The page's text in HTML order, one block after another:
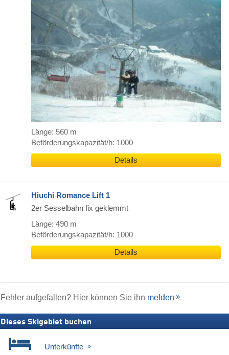
Länge: 560 m
Beförderungskapazität/h: 1000
Details
Hiuchi Romance Lift 1
2er Sesselbahn fix geklemmt
Länge: 490 m
Beförderungskapazität/h: 1000
Details
Fehler aufgefallen? Hier können Sie ihn melden
Dieses Skigebiet buchen
Unterkünfte